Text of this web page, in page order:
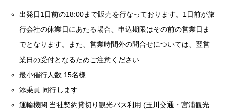
出発日1日前の18:00まで販売を行なっております。1日前が旅
行会社の休業日にあたる場合、申込期限はその前の営業日ま
でとなります。また、営業時間外の問合せについては、翌営
業日の受付となるためご注意ください
最小催行人数:15名様
添乗員:同行します
運輸機関:当社契約貸切り観光バス利用 (玉川交通・宮浦観光